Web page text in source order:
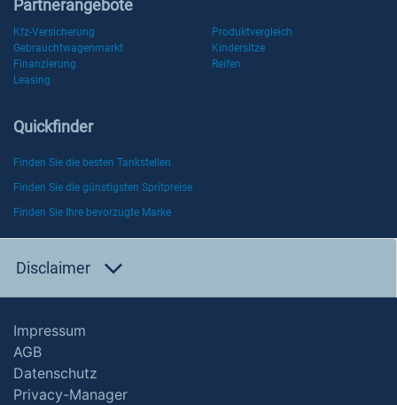
Partnerangebote
Kfz-Versicherung
Produktvergleich
Gebrauchtwagenmarkt
Kindersitze
Finanzierung
Reifen
Leasing
Quickfinder
Finden Sie die besten Tankstellen
Finden Sie die günstigsten Spritpreise
Finden Sie Ihre bevorzugte Marke
Disclaimer
Impressum
AGB
Datenschutz
Privacy-Manager